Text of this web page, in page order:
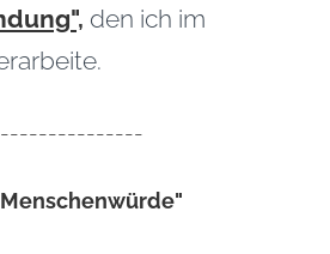
den ich im